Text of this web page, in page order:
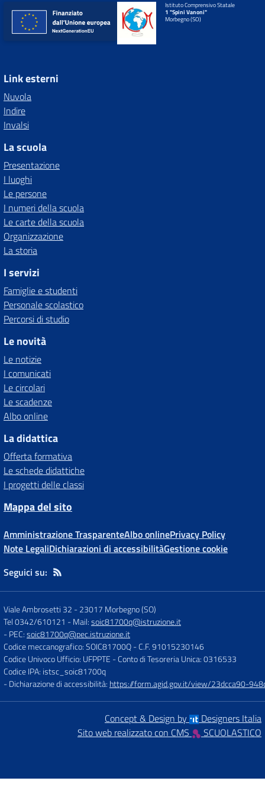
Istituto Comprensivo Statale
1 "Spini Vanoni"
Morbegno (SO)
Link esterni
Nuvola
Indire
Invalsi
La scuola
Presentazione
I luoghi
Le persone
I numeri della scuola
Le carte della scuola
Organizzazione
La storia
I servizi
Famiglie e studenti
Personale scolastico
Percorsi di studio
Le novità
Le notizie
I comunicati
Le circolari
Le scadenze
Albo online
La didattica
Offerta formativa
Le schede didattiche
I progetti delle classi
Mappa del sito
Amministrazione TrasparenteAlbo onlinePrivacy Policy
Note LegaliDichiarazioni di accessibilitàGestione cookie
Seguici su:
Viale Ambrosetti 32 -23017 Morbegno (SO)
Tel 0342/610121 - Mail:soic81700q@istruzione.it
- PEC:soic81700q@pec.istruzione.it
Codice meccanografico: SOIC81700Q- C.F. 91015230146
Codice Univoco Ufficio: UFPPTE - Conto di Tesoreria Unica: 0316533
Codice IPA: istsc_soic81700q
- Dichiarazione di accessibilità: https://form.agid.gov.it/view/23dcca90-
Concept & Design by
Designers Italia
Sito web realizzato con CMS
SCUOLASTICO